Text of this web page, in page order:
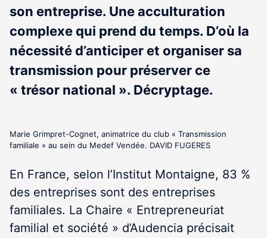
son entreprise. Une acculturation
complexe qui prend du temps. D’où la
nécessité d’anticiper et organiser sa
transmission pour préserver ce
« trésor national ». Décryptage.
Marie Grimpret-Cognet, animatrice du club « Transmission
familiale » au sein du Medef Vendée. DAVID FUGERES
En France, selon l’Institut Montaigne, 83 %
des entreprises sont des entreprises
familiales. La Chaire « Entrepreneuriat
familial et société » d’Audencia précisait